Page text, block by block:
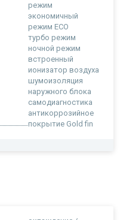
режим
экономичный
режим ECO
турбо режим
ночной режим
встроенный
ионизатор воздуха
шумоизоляция
наружного блока
самодиагностика
антикоррозийное
покрытие Gold fin